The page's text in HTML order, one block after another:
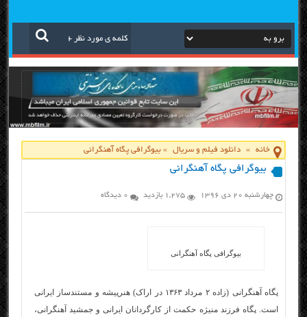
خانه » دانلود فیلم و سریال »بیوگرافی پگاه آهنگرانی
بیوگرافی پگاه آهنگرانی
چهارشنبه ۲۰ دی ۱۳۹۶ 1,275 بازدید 0 دیدگاه
بیوگرافی پگاه آهنگرانی
پگاه آهنگرانی (زاده ۲ مرداد ۱۳۶۳ در اراک) هنرپیشه و مستندساز ایرانی
است. پگاه فرزند منیژه حکمت از کارگردانان ایرانی و جمشید آهنگرانی،